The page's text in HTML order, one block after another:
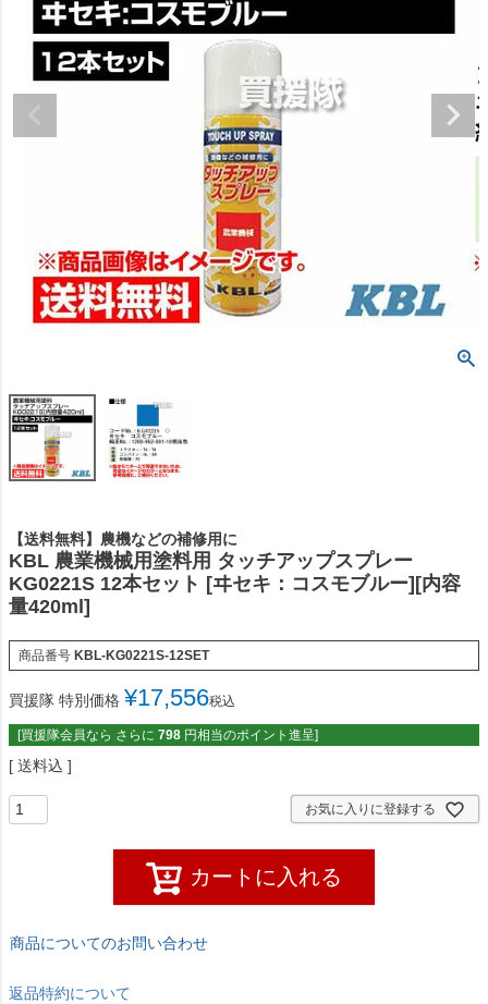
【送料無料】農機などの補修用に
KBL 農業機械用塗料用 タッチアップスプレー
KG0221S 12本セット [ヰセキ：コスモブルー][内容
量420ml]
商品番号 KBL-KG0221S-12SET
買援隊 特別価格 ¥17,556税込
[買援隊会員なら さらに 798 円相当のポイント進呈]
送料込
お気に入りに登録する
カートに入れる
商品についてのお問い合わせ
返品特約について